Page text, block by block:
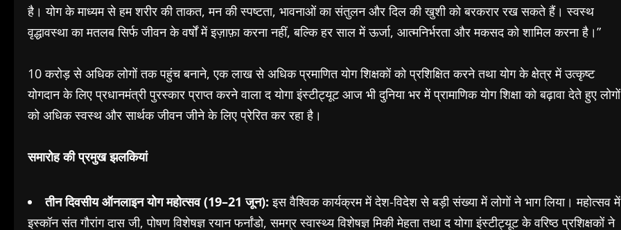
है। योग के माध्यम से हम शरीर की ताकत, मन की स्पष्टता, भावनाओं का संतुलन और दिल की खुशी को बरकरार रख सकते हैं। स्वस्थ
वृद्धावस्था का मतलब सिर्फ जीवन के वर्षों में इज़ाफ़ा करना नहीं, बल्कि हर साल में ऊर्जा, आत्मनिर्भरता और मकसद को शामिल करना है।”
10 करोड़ से अधिक लोगों तक पहुंच बनाने, एक लाख से अधिक प्रमाणित योग शिक्षकों को प्रशिक्षित करने तथा योग के क्षेत्र में उत्कृष्ट
योगदान के लिए प्रधानमंत्री पुरस्कार प्राप्त करने वाला द योगा इंस्टीट्यूट आज भी दुनिया भर में प्रामाणिक योग शिक्षा को बढ़ावा देते हुए लोगों
को अधिक स्वस्थ और सार्थक जीवन जीने के लिए प्रेरित कर रहा है।
समारोह की प्रमुख झलकियां
तीन दिवसीय ऑनलाइन योग महोत्सव (19–21 जून): इस वैश्विक कार्यक्रम में देश-विदेश से बड़ी संख्या में लोगों ने भाग लिया। महोत्सव में
इस्कॉन संत गौरांग दास जी, पोषण विशेषज्ञ रयान फर्नांडो, समग्र स्वास्थ्य विशेषज्ञ मिकी मेहता तथा द योगा इंस्टीट्यूट के वरिष्ठ प्रशिक्षकों ने